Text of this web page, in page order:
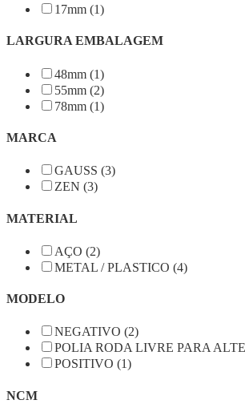
17mm (1)
LARGURA EMBALAGEM
48mm (1)
55mm (2)
78mm (1)
MARCA
GAUSS (3)
ZEN (3)
MATERIAL
AÇO (2)
METAL / PLASTICO (4)
MODELO
NEGATIVO (2)
POLIA RODA LIVRE PARA
POSITIVO (1)
NCM